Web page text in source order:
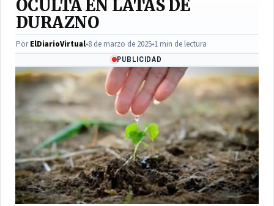
OCULTA EN LATAS DE
DURAZNO
PorElDiarioVirtual•8 de marzo de 2025•1 min de lectura
PUBLICIDAD